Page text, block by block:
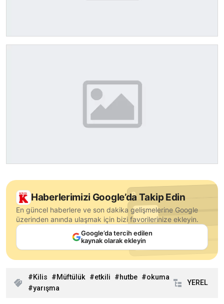
Haberlerimizi Google’da Takip Edin
En güncel haberlere ve son dakika gelişmelerine Google
üzerinden anında ulaşmak için bizi favorilerinize ekleyin.
Google’da tercih edilen
kaynak olarak ekleyin
Kilis Müftülük etkili hutbe
okuma
yarışma
YEREL